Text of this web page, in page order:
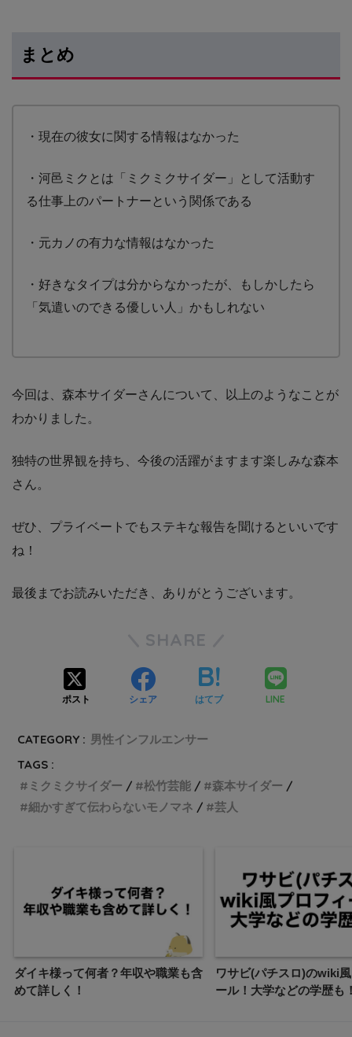
まとめ
・現在の彼女に関する情報はなかった
・河邑ミクとは「ミクミクサイダー」として活動す
る仕事上のパートナーという関係である
・元カノの有力な情報はなかった
・好きなタイプは分からなかったが、もしかしたら
「気遣いのできる優しい人」かもしれない
今回は、森本サイダーさんについて、以上のようなことが
わかりました。
独特の世界観を持ち、今後の活躍がますます楽しみな森本
さん。
ぜひ、プライベートでもステキな報告を聞けるといいです
ね！
最後までお読みいただき、ありがとうございます。
SHARE
ポスト シェア はてブ LINE
CATEGORY : 男性インフルエンサー
TAGS :
ミクミクサイダー
松竹芸能
森本サイダー
細かすぎて伝わらないモノマネ
芸人
ダイキ様って何者？年収や職業も含
めて詳しく！
ワサビ(パチスロ)のwiki
ール！大学などの学歴も